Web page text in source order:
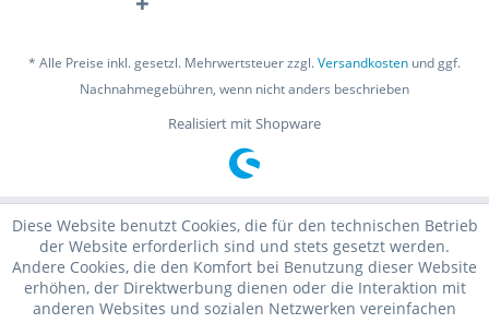
* Alle Preise inkl. gesetzl. Mehrwertsteuer zzgl.Versandkosten und ggf.
Nachnahmegebühren, wenn nicht anders beschrieben
Realisiert mit Shopware
Diese Website benutzt Cookies, die für den technischen Betrieb
der Website erforderlich sind und stets gesetzt werden.
Andere Cookies, die den Komfort bei Benutzung dieser Website
erhöhen, der Direktwerbung dienen oder die Interaktion mit
anderen Websites und sozialen Netzwerken vereinfachen